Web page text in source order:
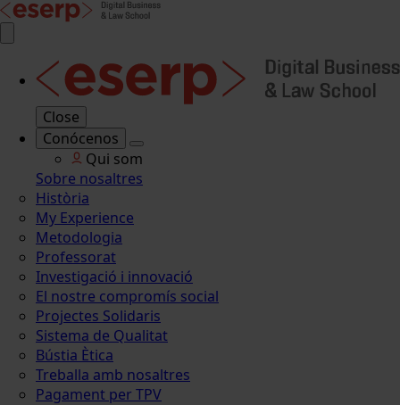
Close
Conócenos
Qui som
Sobre nosaltres
Història
My Experience
Metodologia
Professorat
Investigació i innovació
El nostre compromís social
Projectes Solidaris
Sistema de Qualitat
Bústia Ètica
Treballa amb nosaltres
Pagament per TPV